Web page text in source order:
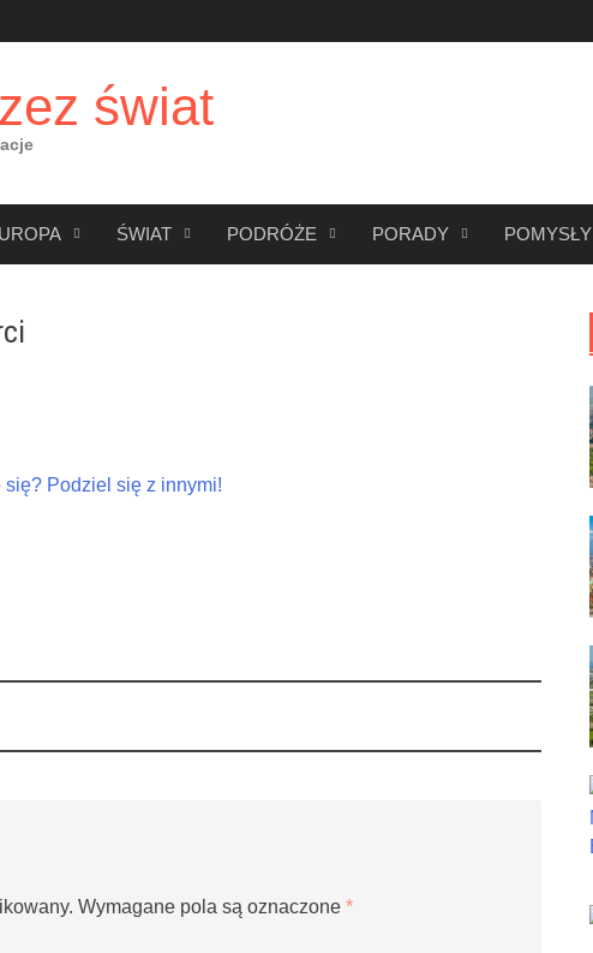
świat
ŚWIAT PODRÓŻE PORADY POMYSŁY
się? Podziel się z innymi!
Wymagane pola są oznaczone *